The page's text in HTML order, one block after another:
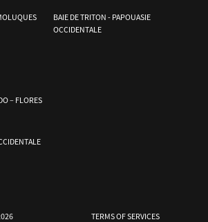
– FLORES
BAIE DE TRITON - PAPOUASIE
OCCIDENTALE
TERMS OF SERVICES